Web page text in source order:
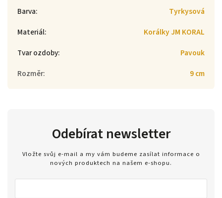
Barva:
Tyrkysová
Materiál:
Korálky JM KORAL
Tvar ozdoby:
Pavouk
Rozměr: 9 cm
Odebírat newsletter
Vložte svůj e-mail a my vám budeme zasílat informace o
nových produktech na našem e-shopu.